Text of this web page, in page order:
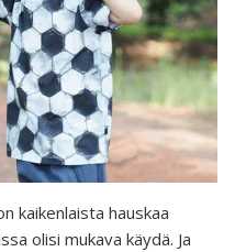
kaikenlaista hauskaa
olisi mukava käydä. Ja